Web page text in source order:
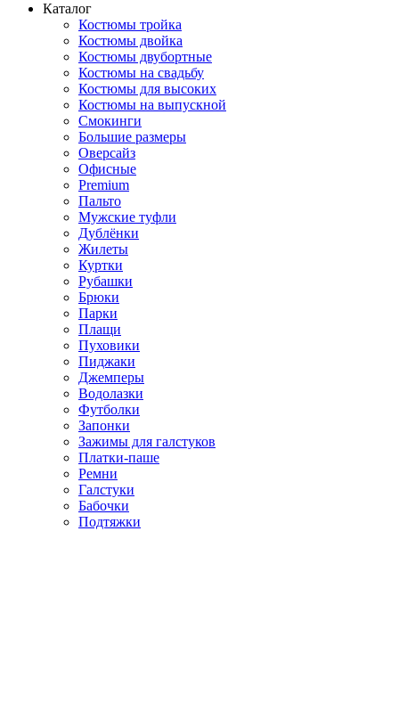
Каталог
Костюмы тройка
Костюмы двойка
Костюмы двубортные
Костюмы на свадьбу
Костюмы для высоких
Костюмы на выпускной
Смокинги
Большие размеры
Оверсайз
Офисные
Premium
Пальто
Мужские туфли
Дублёнки
Жилеты
Куртки
Рубашки
Брюки
Парки
Плащи
Пуховики
Пиджаки
Джемперы
Водолазки
Футболки
Запонки
Зажимы для галстуков
Платки-паше
Ремни
Галстуки
Бабочки
Подтяжки